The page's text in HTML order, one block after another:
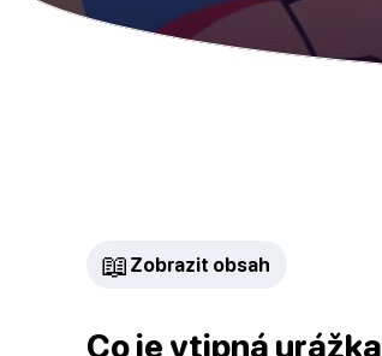
📖 Zobrazit obsah
Co je vtipná